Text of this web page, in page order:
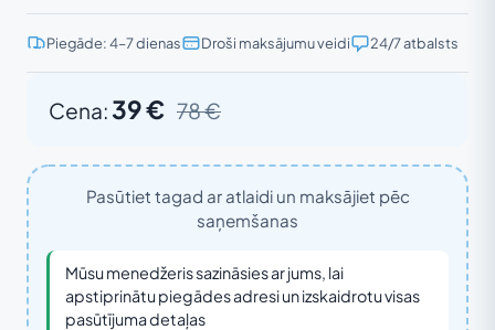
Piegāde: 4–7 dienas Droši maksājumu veidi 24/7 atbalsts
Cena:39 € 78 €
Pasūtiet tagad ar atlaidi un maksājiet pēc
saņemšanas
Mūsu menedžeris sazināsies ar jums, lai
apstiprinātu piegādes adresi un izskaidrotu visas
pasūtījuma detaļas